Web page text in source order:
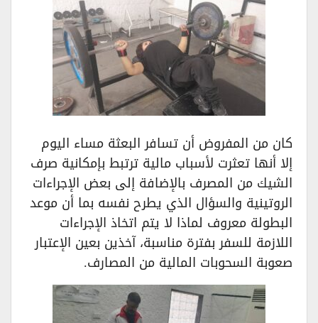
كان من المفروض أن تسافر البعثة مساء اليوم
إلا أنها تعثرت لأسباب مالية ترتبط بإمكانية صرف
الشيك من المصرف بالإضافة إلى بعض الإجراءات
الروتينية والسؤال الذي يطرح نفسه بما أن موعد
البطولة معروف لماذا لا يتم اتخاذ الإجراءات
اللازمة للسفر بفترة مناسبة، آخذين بعين الإعتبار
صعوبة السحوبات المالية من المصارف.